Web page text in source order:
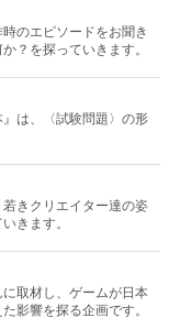
のエピソードをお聞き
？を探っていきます。
は、〈試験問題〉の形
きクリエイター達の姿
きます。
取材し、ゲームが日本
影響を探る企画です。